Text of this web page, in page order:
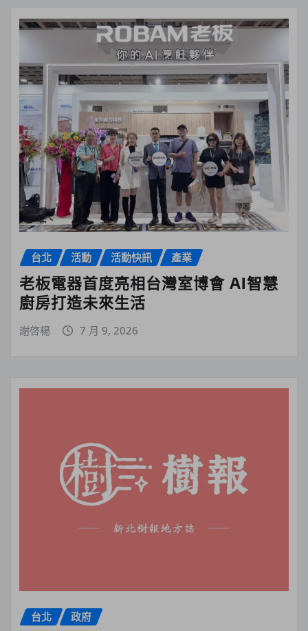
台北 活動 活動快訊 產業
老板電器首度亮相台灣室博會 AI智慧
廚房打造未來生活
謝啓楊 7 月 9, 2026
台北 政府